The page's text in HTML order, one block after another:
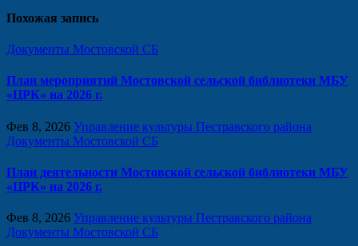
Похожая запись
Документы Мостовской СБ
План мероприятий Мостовской сельской библиотеки МБУ
«ЦРК» на 2026 г.
Фев 8, 2026 Управление культуры Пестравского района
Документы Мостовской СБ
План деятельности Мостовской сельской библиотеки МБУ
«ЦРК» на 2026 г.
Фев 8, 2026 Управление культуры Пестравского района
Документы Мостовской СБ